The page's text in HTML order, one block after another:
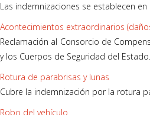
Las indemnizaciones se establecen
Acontecimientos extraordinarios
Reclamación al Consorcio de
y los Cuerpos de Seguridad del Estado.
Rotura de parabrisas y lunas
Cubre la indemnización por la rotura
Robo del vehículo